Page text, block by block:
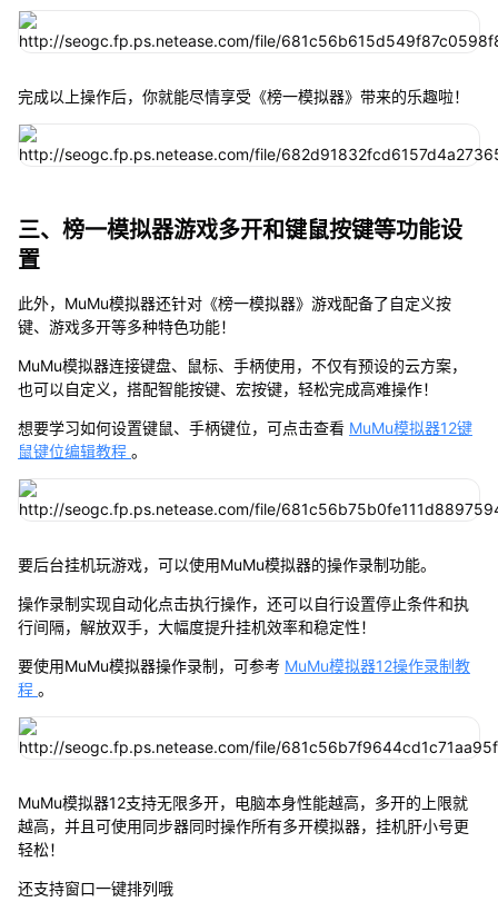
完成以上操作后，你就能尽情享受《榜一模拟器》带来的乐趣啦！
三、榜一模拟器游戏多开和键鼠按键等功能设
置
此外，MuMu模拟器还针对《榜一模拟器》游戏配备了自定义按
键、游戏多开等多种特色功能！
MuMu模拟器连接键盘、鼠标、手柄使用，不仅有预设的云方案，
也可以自定义，搭配智能按键、宏按键，轻松完成高难操作！
想要学习如何设置键鼠、手柄键位，可点击查看 MuMu模拟器12键
鼠键位编辑教程 。
要后台挂机玩游戏，可以使用MuMu模拟器的操作录制功能。
操作录制实现自动化点击执行操作，还可以自行设置停止条件和执
行间隔，解放双手，大幅度提升挂机效率和稳定性！
要使用MuMu模拟器操作录制，可参考 MuMu模拟器12操作录制教
程 。
MuMu模拟器12支持无限多开，电脑本身性能越高，多开的上限就
越高，并且可使用同步器同时操作所有多开模拟器，挂机肝小号更
轻松！
还支持窗口一键排列哦